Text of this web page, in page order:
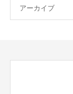
アーカイブ